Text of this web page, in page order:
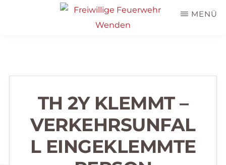
MENÜ
TH 2Y KLEMMT –
VERKEHRSUNFAL
L EINGEKLEMMTE